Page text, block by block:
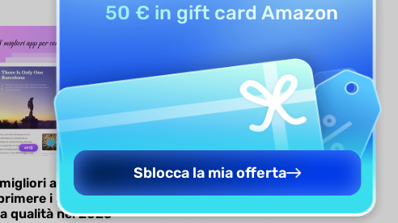
app per
i PDF con output
qualità nel 2026
50 € in gift card Amazon
Sblocca la mia offerta